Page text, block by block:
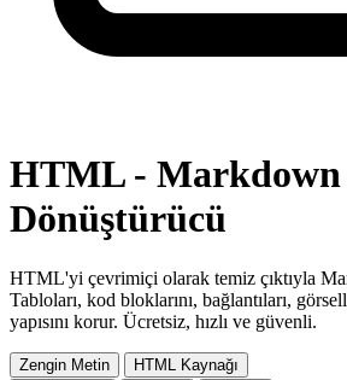
HTML - Markdown
Dönüştürücü
HTML'yi çevrimiçi olarak temiz çıktıyla
Tabloları, kod bloklarını, bağlantıları,
yapısını korur. Ücretsiz, hızlı ve güvenli.
Zengin Metin
HTML Kaynağı